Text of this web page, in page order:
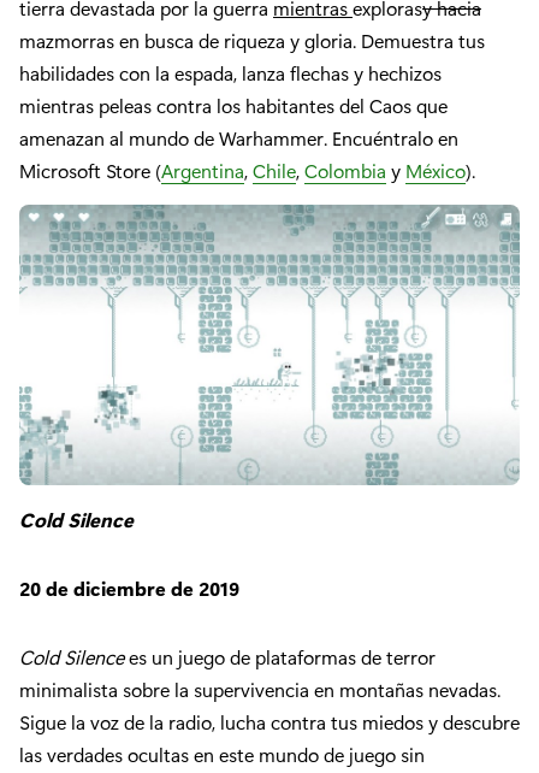
tierra devastada por la guerra mientrasexplorasy hacia
mazmorras en busca de riqueza y gloria. Demuestra tus
habilidades con la espada, lanza flechas y hechizos
mientras peleas contra los habitantes del Caos que
amenazan al mundo de Warhammer. Encuéntralo en
Microsoft Store (Argentina,Chile,Colombia y México).
Cold Silence
20 de diciembre de 2019
Cold Silencees un juego de plataformas de terror
minimalista sobre la supervivencia en montañas nevadas.
Sigue la voz de la radio, lucha contra tus miedos y descubre
las verdades ocultas en este mundo de juego sin